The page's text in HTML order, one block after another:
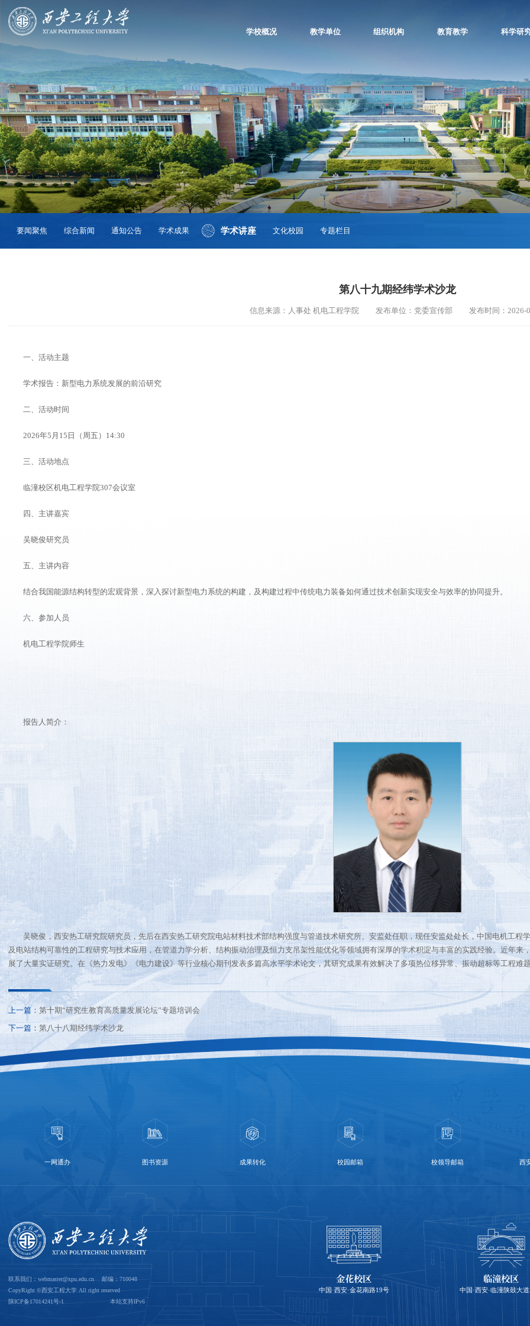
学校概况 教学单位 组织机构 教育教学 科学研
要闻聚焦 综合新闻 通知公告 学术成果 学术讲座 文化校园 专题栏目
第八十九期经纬学术沙龙
信息来源：人事处 机电工程学院 发布单位：党委宣传部 发布时间：2026-
一、活动主题
学术报告：新型电力系统发展的前沿研究
二、活动时间
2026年5月15日（周五）14:30
三、活动地点
临潼校区机电工程学院307会议室
四、主讲嘉宾
吴晓俊研究员
五、主讲内容
结合我国能源结构转型的宏观背景，深入探讨新型电力系统的构建，及构建过程中传统电力装备如何通过技术创新实现安全与效率的协同提升。
六、参加人员
机电工程学院师生
报告人简介：
吴晓俊，西安热工研究院研究员，先后在西安热工研究院电站材料技术部结构强度与管道技术研究所、安监处任职，现任安监处处长，中国电机工
及电站结构可靠性的工程研究与技术应用，在管道力学分析、结构振动治理及恒力支吊架性能优化等领域拥有深厚的学术积淀与丰富的实践经验。近年
展了大量实证研究。在《热力发电》《电力建设》等行业核心期刊发表多篇高水平学术论文，其研究成果有效解决了多项热位移异常、振动超标等工程难
上一篇： 第十期“研究生教育高质量发展论坛”专题培训会
下一篇： 第八十八期经纬学术沙龙
一网通办 图书资源 成果转化 校园邮箱 校领导邮箱 西
联系我们：webmaster@xpu.edu.cn 邮编：710048
CopyRight ©西安工程大学 All right reserved
陕ICP备17014241号-1 本站支持IPv6
金花校区
中国·西安·金花南路19号
临潼校区
中国·西安·临潼陕鼓大